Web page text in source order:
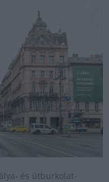
és útburkolat-